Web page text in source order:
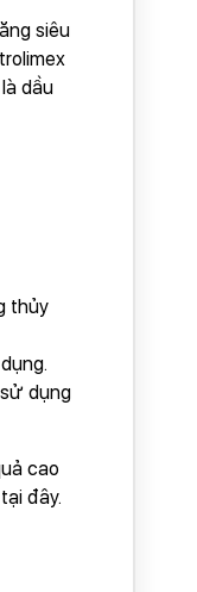
siêu
dầu
thủy
dụng
cao
đây.